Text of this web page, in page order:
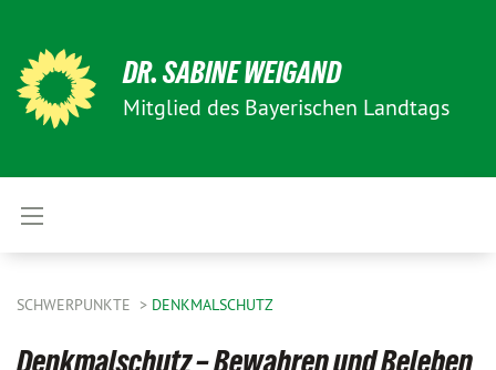
DR. SABINE WEIGAND
Mitglied des Bayerischen Landtags
SCHWERPUNKTE DENKMALSCHUTZ
Denkmalschutz – Bewahren und Beleben